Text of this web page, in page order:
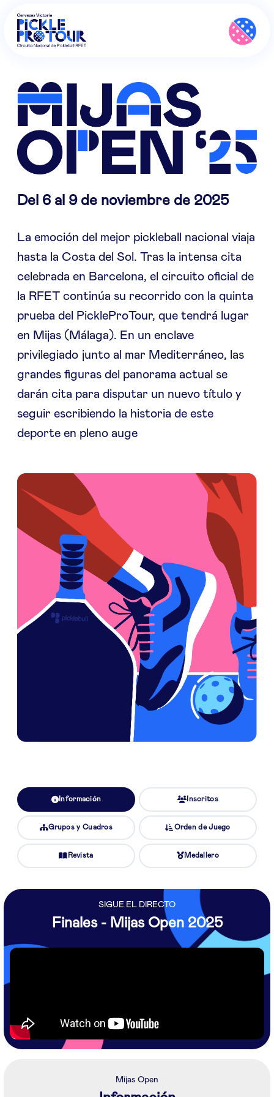
Del 6 al 9 de noviembre de 2025
La emoción del mejor pickleball nacional viaja
hasta la Costa del Sol. Tras la intensa cita
celebrada en Barcelona, el circuito oficial de
la RFET continúa su recorrido con la quinta
prueba del PickleProTour, que tendrá lugar
en Mijas (Málaga). En un enclave
privilegiado junto al mar Mediterráneo, las
grandes figuras del panorama actual se
darán cita para disputar un nuevo título y
seguir escribiendo la historia de este
deporte en pleno auge
Información Inscritos
Grupos y Cuadros Orden de Juego
Revista Medallero
SIGUE EL DIRECTO
Finales - Mijas Open 2025
Mijas Open